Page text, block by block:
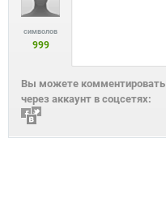
символов
999
Вы можете комментировать
через аккаунт в соцсетях: